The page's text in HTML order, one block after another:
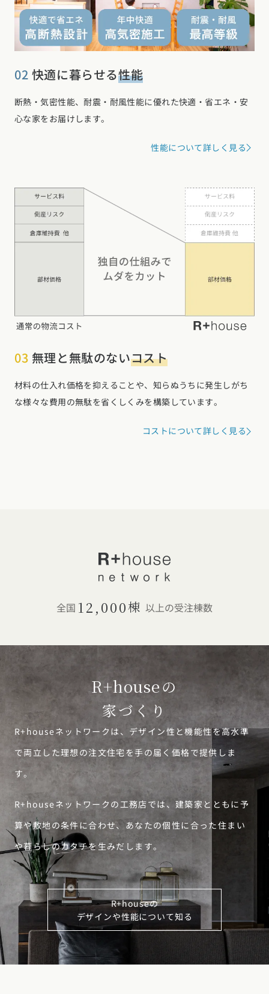
02 快適に暮らせる性能
断熱・気密性能、耐震・耐風性能に優れた快適・省エネ・安
心な家をお届けします。
性能について詳しく見る
03 無理と無駄のないコスト
材料の仕入れ価格を抑えることや、知らぬうちに発生しがち
な様々な費用の無駄を省くしくみを構築しています。
コストについて詳しく見る
全国 12,000棟 以上の受注棟数
R+houseの
家づくり
R+houseネットワークは、デザイン性と機能性を高水準
で両立した理想の注文住宅を手の届く価格で提供しま
す。
R+houseネットワークの工務店では、建築家とともに予
算や敷地の条件に合わせ、あなたの個性に合った住まい
や暮らしのカタチを生みだします。
R+houseの
デザインや性能について知る
福島県 (4)
関東エリア
東京都 (12)神奈川県 (7)埼玉県 (19)千葉県 (16)茨城県 (7)
栃木県 (2)群馬県 (7)
甲信越・北陸エリア
新潟県 (12)富山県 (6)石川県 (0)福井県 (0)山梨県 (8)
長野県 (10)
大阪府 (19)兵庫県 (36)京都府 (6) 滋賀県 (0) 奈良県 (6)
和歌山県 (5)
中国エリア
鳥取県 (12)島根県 (12)
福岡県 (13)佐賀県 (2)
大分県 (17)